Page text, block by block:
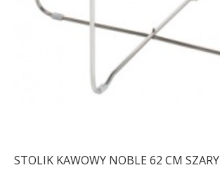
STOLIK KAWOWY NOBLE 62 CM SZARY